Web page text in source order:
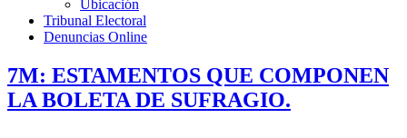
Ubicación
Tribunal Electoral
Denuncias Online
7M: ESTAMENTOS QUE COMPONEN
LA BOLETA DE SUFRAGIO.